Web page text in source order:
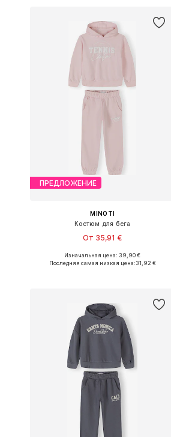
ПРЕДЛОЖЕНИЕ
MINOTI
Костюм для бега
От 35,91 €
Доступно множество размеров
Изначальная цена: 39,90 €
Последняя самая низкая цена:31,92 €